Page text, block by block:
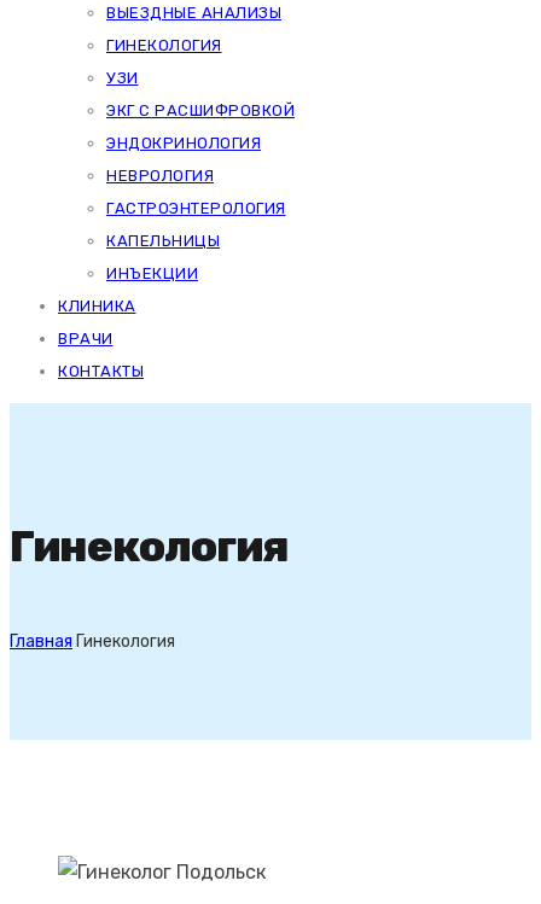
ВЫЕЗДНЫЕ АНАЛИЗЫ
ГИНЕКОЛОГИЯ
УЗИ
ЭКГ С РАСШИФРОВКОЙ
ЭНДОКРИНОЛОГИЯ
НЕВРОЛОГИЯ
ГАСТРОЭНТЕРОЛОГИЯ
КАПЕЛЬНИЦЫ
ИНЪЕКЦИИ
КЛИНИКА
ВРАЧИ
КОНТАКТЫ
Гинекология
Главная Гинекология